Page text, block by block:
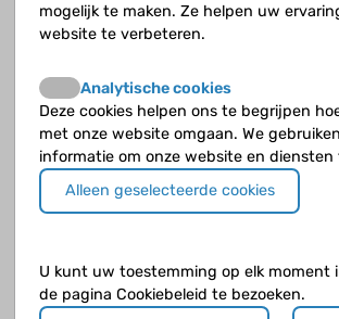
Kun je sporten na een niertransplantatie?
Met welke medicijnen kun je afstoting
de getransplanteerde nier voorkomen?
Van wie kun je een donornier krijgen?
Waarom is medicatie innemen een
Waaruit bestaat de voorbereiding voor een
niertransplantatie?
mogelijk te maken. Ze helpen uw
website te verbeteren.
Analytische cookies
Deze cookies helpen ons te begrijpen
met onze website omgaan. We
informatie om onze website en
Alleen geselecteerde cookies
U kunt uw toestemming op elk moment
de pagina Cookiebeleid te bezoeken.